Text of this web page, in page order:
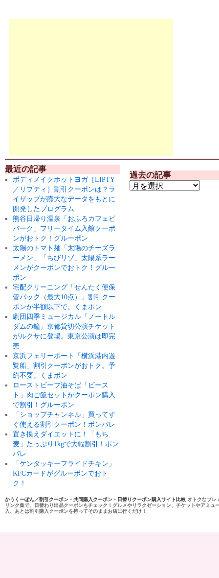
最近の記事
ボディメイクホットヨガ［LIPTY
／リプティ］割引クーポンは？ラ
イザップが膨大なデータをもとに
開発したプログラム
熊谷日帰り温泉「おふろカフェビ
バーク」フリータイム入館クーポ
ンがおトク！グルーポン
太陽のトマト麺「太陽のチーズラ
ーメン」「ちびリゾ」太陽系ラー
メンがクーポンでおトク！グルー
ポン
宅配クリーニング「せんたく便保
管パック（最大10点）」割引クー
ポンが半額以下で。くまポン
劇団四季ミュージカル「ノートル
ダムの鐘」京都貸切公演チケット
がルクサに登場。東京公演は即完
売
京浜フェリーボート「横浜港内遊
覧船」割引クーポンがおトク。予
約不要。くまポン
ローストビーフ油そば「ビース
ト」肉ご飯セットがクーポン購入
で割引！グルーポン
「ショップチャンネル」買ってす
ぐ使える割引クーポン！ポンパレ
置き換えダイエットに！「もち
麦」たっぷり1kgで大幅割引！ポン
パレ
「ケンタッキーフライドチキン」
KFCカードがグルーポンでおト
ク！
過去の記事
かうくーぽん／割引クーポン・共同購入クーポン・日替りクーポン購入サイト比較 オトクなプレ
リンク集で、日替わり出品クーポンもチェック！グルメやリラクゼーション、チケットやアミ
入、あとは割引購入クーポンを持ってそのままお店に行くだけ！